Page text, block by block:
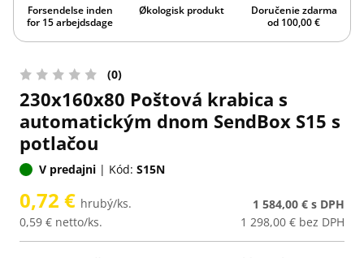
Forsendelse inden
for 15 arbejdsdage
Økologisk produkt
Doručenie zdarma
od 100,00 €
(0)
230x160x80 Poštová krabica s
automatickým dnom SendBox S15 s
potlačou
V predajni | Kód: S15N
0,72 € hrubý/ks.
0,59 € netto/ks.
1 584,00 € s DPH
1 298,00 € bez DPH